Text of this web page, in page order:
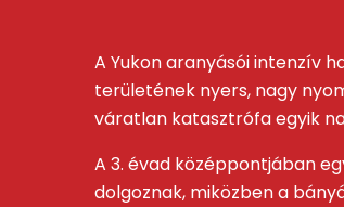
A Yukon aranyásói intenzív
területének nyers, nagy
váratlan katasztrófa egyik
A 3. évad középpontjában
dolgoznak, miközben a